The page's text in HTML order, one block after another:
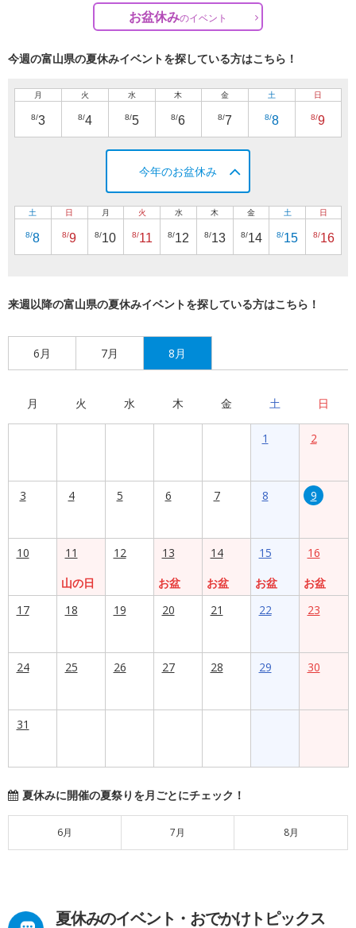
お盆休みのイベント
今週の富山県の夏休みイベントを探している方はこちら！
月
8/3
火
8/4
水
8/5
木
8/6
金
8/7
土
8/8
日
8/9
今年のお盆休み
土
8/8
日
8/9
月
8/10
火
8/11
水
8/12
木
8/13
金
8/14
土
8/15
日
8/16
来週以降の富山県の夏休みイベントを探している方はこちら！
6月 7月 8月
月 火 水 木 金 土 日
1 2
3 4 5 6 7 8 9
10
11
山の日
12
13
お盆
14
お盆
15
お盆
16
お盆
17
18 19 20 21 22 23
24 25 26 27 28 29 30
31
夏休みに開催の夏祭りを月ごとにチェック！
6月 7月 8月
夏休みのイベント・おでかけトピックス